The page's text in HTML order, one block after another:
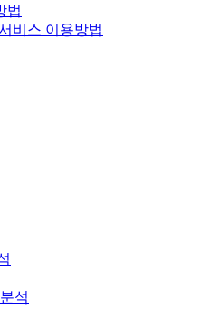
법
비스 이용방법
석